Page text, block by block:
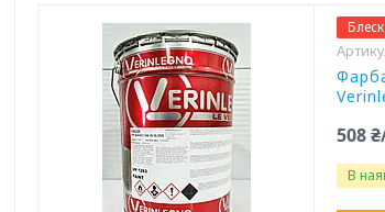
508
В